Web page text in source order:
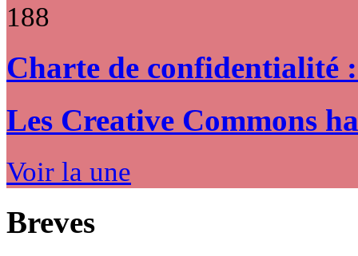
188
Charte de confidentialité
Les Creative Commons
Voir la une
Breves